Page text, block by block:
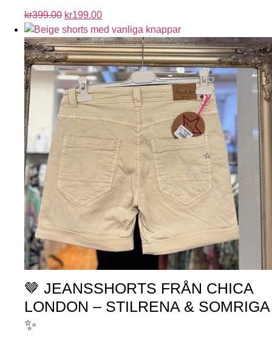
kr399.00 kr199.00
🤎 JEANSSHORTS FRÅN CHICA
LONDON – STILRENA & SOMRIGA
✨